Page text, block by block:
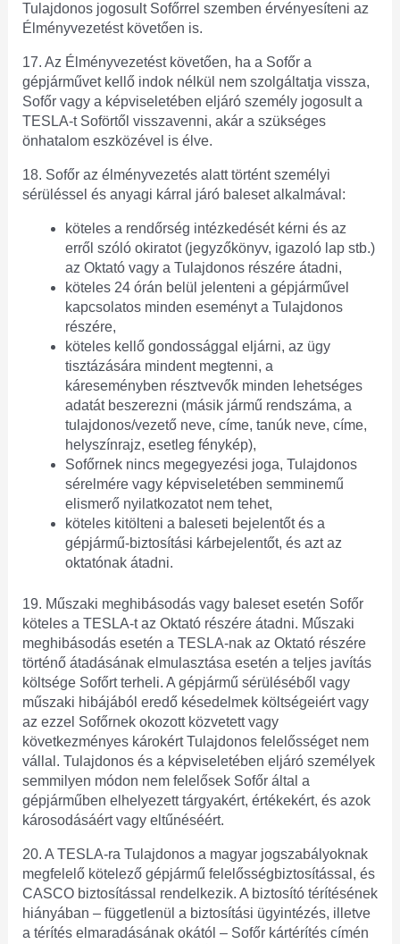
Tulajdonos jogosult Sofőrrel szemben érvényesíteni az
Élményvezetést követően is.
17. Az Élményvezetést követően, ha a Sofőr a
gépjárművet kellő indok nélkül nem szolgáltatja vissza,
Sofőr vagy a képviseletében eljáró személy jogosult a
TESLA-t Soförtől visszavenni, akár a szükséges
önhatalom eszközével is élve.
18. Sofőr az élményvezetés alatt történt személyi
sérüléssel és anyagi kárral járó baleset alkalmával:
köteles a rendőrség intézkedését kérni és az
erről szóló okiratot (jegyzőkönyv, igazoló lap stb.)
az Oktató vagy a Tulajdonos részére átadni,
köteles 24 órán belül jelenteni a gépjárművel
kapcsolatos minden eseményt a Tulajdonos
részére,
köteles kellő gondossággal eljárni, az ügy
tisztázására mindent megtenni, a
káreseményben résztvevők minden lehetséges
adatát beszerezni (másik jármű rendszáma, a
tulajdonos/vezető neve, címe, tanúk neve, címe,
helyszínrajz, esetleg fénykép),
Sofőrnek nincs megegyezési joga, Tulajdonos
sérelmére vagy képviseletében semminemű
elismerő nyilatkozatot nem tehet,
köteles kitölteni a baleseti bejelentőt és a
gépjármű-biztosítási kárbejelentőt, és azt az
oktatónak átadni.
19. Műszaki meghibásodás vagy baleset esetén Sofőr
köteles a TESLA-t az Oktató részére átadni. Műszaki
meghibásodás esetén a TESLA-nak az Oktató részére
történő átadásának elmulasztása esetén a teljes javítás
költsége Sofőrt terheli. A gépjármű sérüléséből vagy
műszaki hibájából eredő késedelmek költségeiért vagy
az ezzel Sofőrnek okozott közvetett vagy
következményes károkért Tulajdonos felelősséget nem
vállal. Tulajdonos és a képviseletében eljáró személyek
semmilyen módon nem felelősek Sofőr által a
gépjárműben elhelyezett tárgyakért, értékekért, és azok
károsodásáért vagy eltűnéséért.
20. A TESLA-ra Tulajdonos a magyar jogszabályoknak
megfelelő kötelező gépjármű felelősségbiztosítással, és
CASCO biztosítással rendelkezik. A biztosító térítésének
hiányában – függetlenül a biztosítási ügyintézés, illetve
a térítés elmaradásának okától – Sofőr kártérítés címén